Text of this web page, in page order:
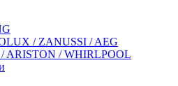
/ ZANUSSI / AEG
ARISTON / WHIRLPOOL